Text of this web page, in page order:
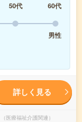
50代
60代
男性
詳しく見る
療福祉介護関連）